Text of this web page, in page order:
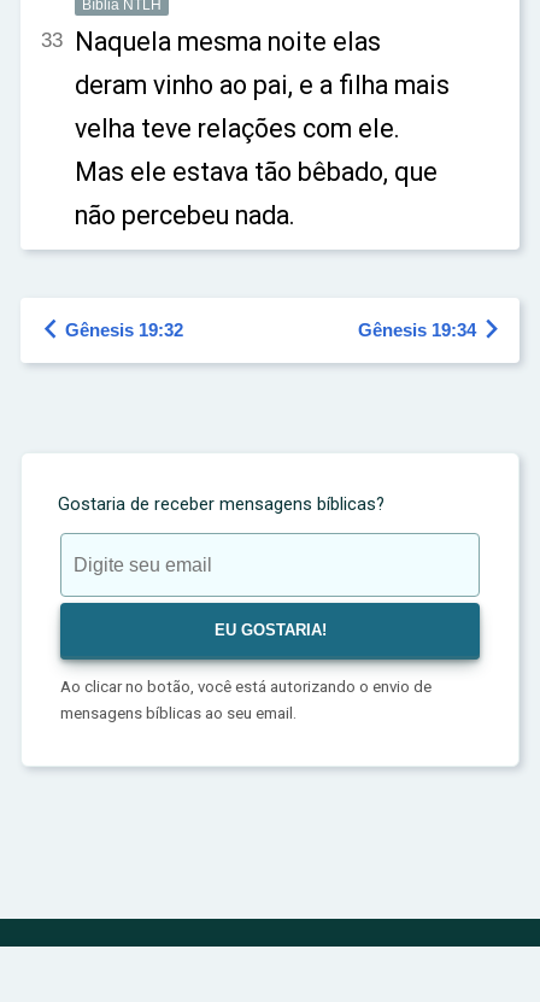
Bíblia NTLH
33 Naquela mesma noite elas
deram vinho ao pai, e a filha mais
velha teve relações com ele.
Mas ele estava tão bêbado, que
não percebeu nada.
 Gênesis 19:32 Gênesis 19:34 
Gostaria de receber mensagens bíblicas?
Ao clicar no botão, você está autorizando o envio de
mensagens bíblicas ao seu email.